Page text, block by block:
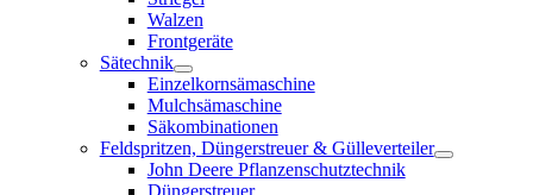
Walzen
Frontgeräte
Sätechnik
Einzelkornsämaschine
Mulchsämaschine
Säkombinationen
Feldspritzen, Düngerstreuer & Gülleverteiler
John Deere Pflanzenschutztechnik
Düngerstreuer